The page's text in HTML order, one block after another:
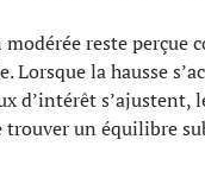
reste perçue
Lorsque la hausse
d’intérêt
trouver un équilibre